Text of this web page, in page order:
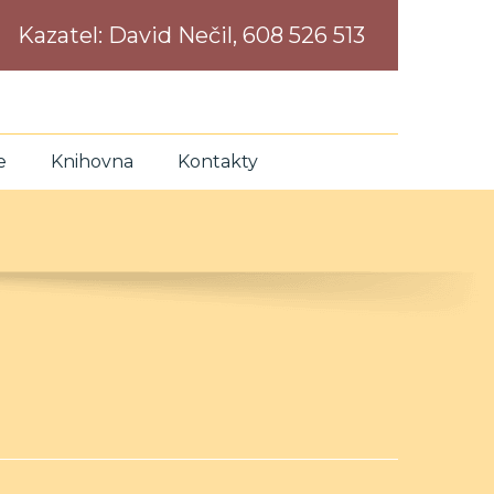
Kazatel: David Nečil, 608 526 513
Knihovna Kontakty